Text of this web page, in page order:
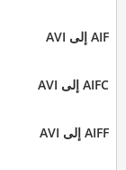
AIF إلى AVI
AIFC إلى AVI
AIFF إلى AVI